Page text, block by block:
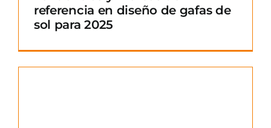
referencia en diseño de gafas de
sol para 2025